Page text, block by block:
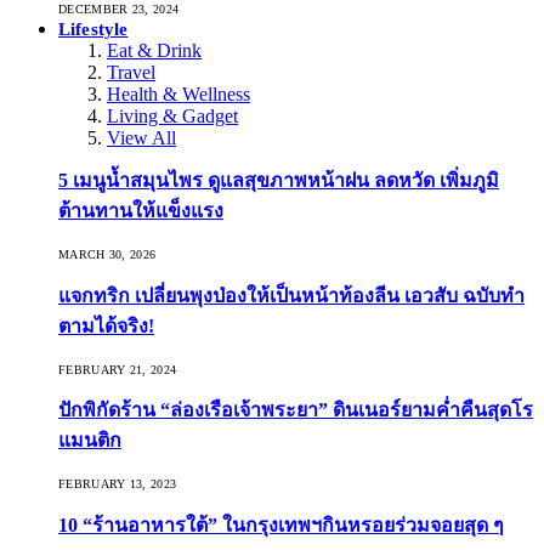
DECEMBER 23, 2024
Lifestyle
Eat & Drink
Travel
Health & Wellness
Living & Gadget
View All
5 เมนูน้ำสมุนไพร ดูแลสุขภาพหน้าฝน ลดหวัด เพิ่มภูมิ
ต้านทานให้แข็งแรง
MARCH 30, 2026
แจกทริก เปลี่ยนพุงป่องให้เป็นหน้าท้องลีน เอวสับ ฉบับทำ
ตามได้จริง!
FEBRUARY 21, 2024
ปักพิกัดร้าน “ล่องเรือเจ้าพระยา” ดินเนอร์ยามค่ำคืนสุดโร
แมนติก
FEBRUARY 13, 2023
10 “ร้านอาหารใต้” ในกรุงเทพฯกินหรอยร่วมจอยสุด ๆ